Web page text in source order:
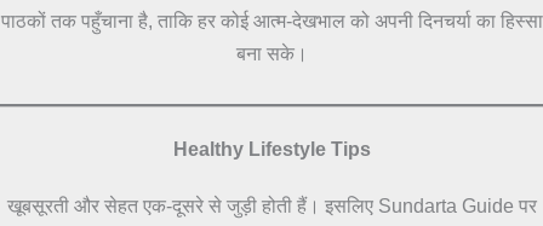
पाठकों तक पहुँचाना है, ताकि हर कोई आत्म-देखभाल को अपनी दिनचर्या का हिस्सा
बना सके।
Healthy Lifestyle Tips
खूबसूरती और सेहत एक-दूसरे से जुड़ी होती हैं। इसलिए Sundarta Guide पर